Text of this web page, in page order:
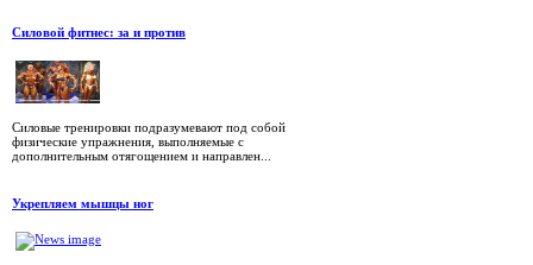
Силовой фитнес: за и против
Силовые тренировки подразумевают под собой
физические упражнения, выполняемые с
дополнительным отягощением и направлен...
Укрепляем мышцы ног